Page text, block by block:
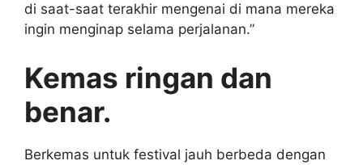
di saat-saat terakhir mengenai di mana mereka
ingin menginap selama perjalanan.”
Kemas ringan dan
benar.
Berkemas untuk festival jauh berbeda dengan